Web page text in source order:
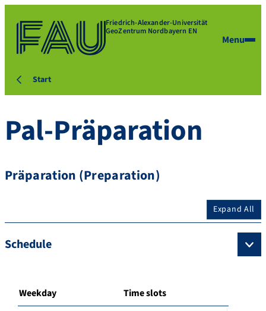
Friedrich-Alexander-Universität
GeoZentrum Nordbayern EN
Menu
Start
Pal-Präparation
Präparation (Preparation)
Expand All
Schedule
Weekday Time slots